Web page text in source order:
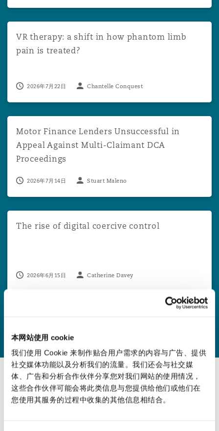
本网站使用 cookie
我们使用 Cookie 来制作贴合用户需求的内容与广告、提供
社交媒体功能以及分析我们的流量。我们还会与社交媒
体、广告和分析合作伙伴分享您对我们网站的使用情况，
这些合作伙伴可能会将此类信息与您提供给他们或他们在
您使用其服务的过程中收集的其他信息相结合。
VR therapy: a shift in how phantom limb
pain is treated?
2026年7月22日 Chantelle Conquest
Motor Finance Lenders Unsuccessful in
Appeal Against Multi-Claimant DCA
Proceedings
2026年7月14日 Stuart Maleno
The rise of digital coercive control
2026年6月15日 Catherine Davey
最新报告